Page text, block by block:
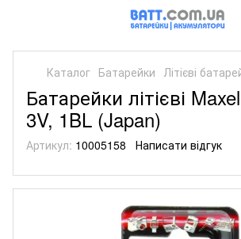
Каталог Батарейки Літієві
Батарейки літієві
3V, 1BL (Japan)
Артикул: 10005158 Написати відгук